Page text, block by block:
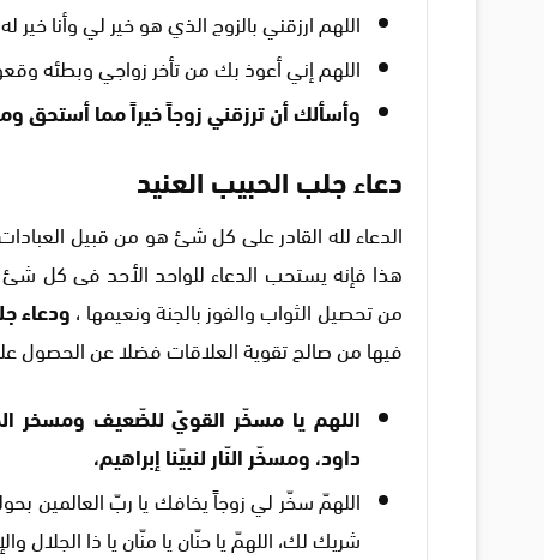
اللهم ارزقني بالزوج الذي هو خير لي وأنا خير
اللهم إني أعوذ بك من تأخر زواجي وبطئه
وأسألك أن ترزقني زوجاً خيراً مما أستحق
دعاء جلب الحبيب العنيد
الدعاء لله القادر على كل شئ هو من قبيل
هذا فإنه يستحب الدعاء للواحد الأحد فى كل
من تحصيل الثواب والفوز بالجنة ونعيمها ،ودعاء
فيها من صالح تقوية العلاقات فضلا عن الحصول
اللهم يا مسخّر القويّ للضّعيف ومسخر
داود، ومسخّر النّار لنبيّنا إبراهيم،
اللهمّ سخّر لي زوجاً يخافك يا ربّ العالمين
شريك لك، اللهمّ يا حنّان يا منّان يا ذا الجلال